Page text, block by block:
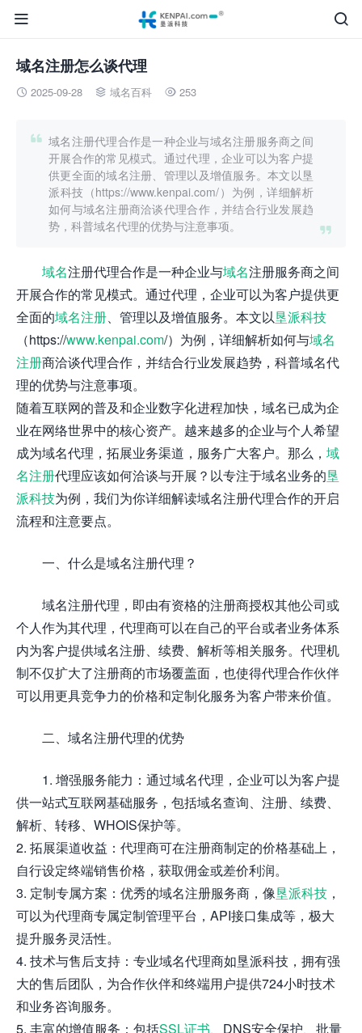


域名注册怎么谈代理
 2025-09-28  域名百科  253


域名注册代理合作是一种企业与域名注册服务商之间
开展合作的常见模式。通过代理，企业可以为客户提
供更全面的域名注册、管理以及增值服务。本文以垦
派科技（https://www.kenpai.com/）为例，详细解析
如何与域名注册商洽谈代理合作，并结合行业发展趋
势，科普域名代理的优势与注意事项。
域名注册代理合作是一种企业与域名注册服务商之间
开展合作的常见模式。通过代理，企业可以为客户提供更
全面的域名注册、管理以及增值服务。本文以垦派科技
（https://www.kenpai.com/）为例，详细解析如何与域名
注册商洽谈代理合作，并结合行业发展趋势，科普域名代
理的优势与注意事项。
随着互联网的普及和企业数字化进程加快，域名已成为企
业在网络世界中的核心资产。越来越多的企业与个人希望
成为域名代理，拓展业务渠道，服务广大客户。那么， 域
名注册代理应该如何洽谈与开展？以专注于域名业务的垦
派科技为例，我们为你详细解读域名注册代理合作的开启
流程和注意要点。
一、什么是域名注册代理？
域名注册代理，即由有资格的注册商授权其他公司或
个人作为其代理，代理商可以在自己的平台或者业务体系
内为客户提供域名注册、续费、解析等相关服务。代理机
制不仅扩大了注册商的市场覆盖面，也使得代理合作伙伴
可以用更具竞争力的价格和定制化服务为客户带来价值。
二、域名注册代理的优势
1. 增强服务能力：通过域名代理，企业可以为客户提
供一站式互联网基础服务，包括域名查询、注册、续费、
解析、转移、WHOIS保护等。
2. 拓展渠道收益：代理商可在注册商制定的价格基础上，
自行设定终端销售价格，获取佣金或差价利润。
3. 定制专属方案：优秀的域名注册服务商，像垦派科技 ，
可以为代理商专属定制管理平台，API接口集成等，极大
提升服务灵活性。
4. 技术与售后支持：专业域名代理商如垦派科技，拥有强
大的售后团队，为合作伙伴和终端用户提供724小时技术
和业务咨询服务。
5. 丰富的增值服务：包括SSL证书、DNS安全保护、批量